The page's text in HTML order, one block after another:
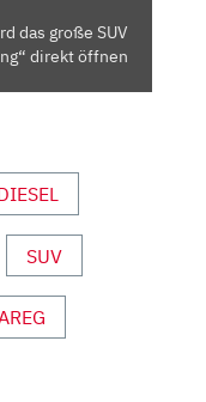
das große SUV
direkt öffnen
SUV